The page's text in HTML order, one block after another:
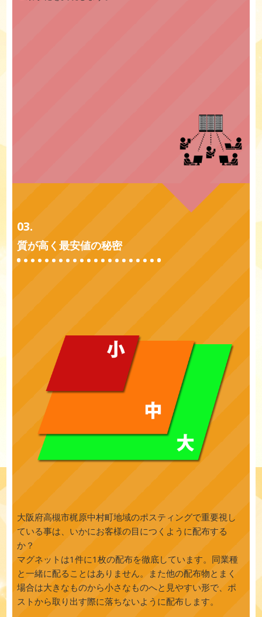
03.
質が高く最安値の秘密
大阪府高槻市梶原中村町地域のポスティングで重要視し
ている事は、いかにお客様の目につくように配布する
か？
マグネットは1件に1枚の配布を徹底しています。同業種
と一緒に配ることはありません。また他の配布物とまく
場合は大きなものから小さなものへと見やすい形で、ポ
ストから取り出す際に落ちないように配布します。